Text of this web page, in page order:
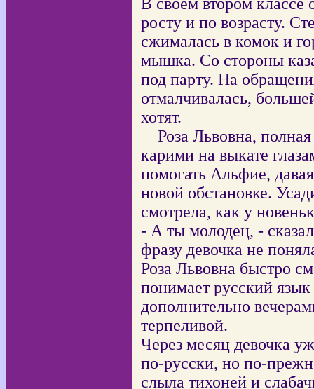
росту и по возрасту.
сжималась в комок и
мышка. Со стороны
под парту. На
отмалчивалась,
хотят.
Роза Львовна,
карими на выкате
помогать Альфие,
новой обстановке.
смотрела, как у
- А ты молодец, -
фразу девочка не
Роза Львовна быстро
понимает русский
дополнительно
терпеливой.
Через месяц девочка
по-русски, но по-
слыла тихоней и